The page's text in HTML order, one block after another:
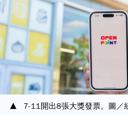
7-11開出8張大獎發票。圖／